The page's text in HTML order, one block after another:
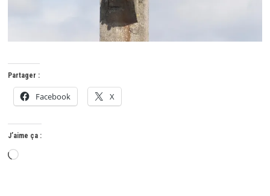
Partager :
Facebook X
J’aime ça :
Chargement…